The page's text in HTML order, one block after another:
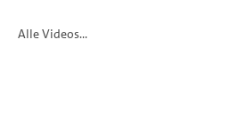
Alle Videos...